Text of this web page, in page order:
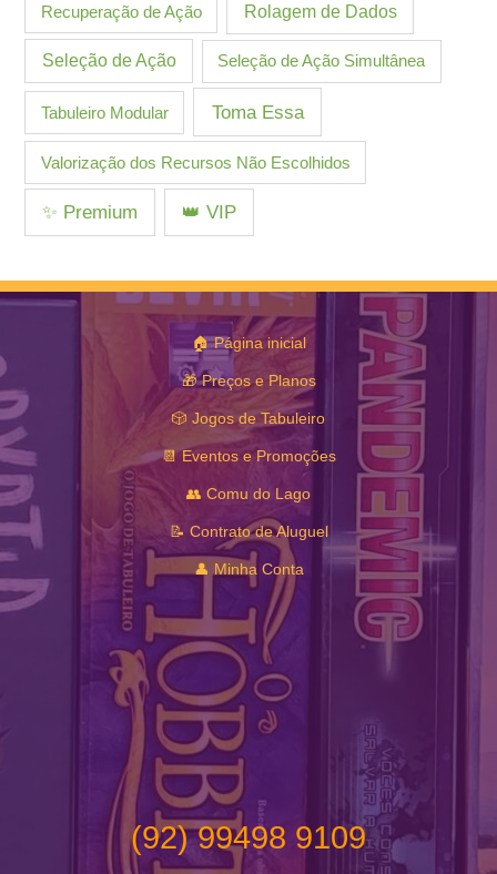
Recuperação de Ação Rolagem de Dados
Seleção de Ação Seleção de Ação Simultânea
Tabuleiro Modular Toma Essa
Valorização dos Recursos Não Escolhidos
✨ Premium 👑 VIP
🏠 Página inicial
🎁 Preços e Planos
🎲 Jogos de Tabuleiro
📆 Eventos e Promoções
👥 Comu do Lago
📝 Contrato de Aluguel
👤 Minha Conta
(92) 99498 9109